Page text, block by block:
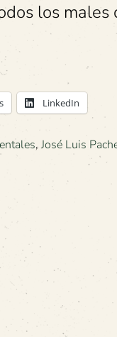
los males
LinkedIn
,José Luis